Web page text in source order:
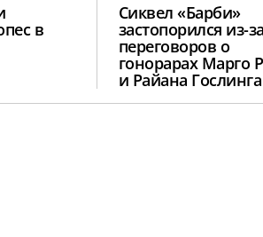
в
Сиквел «Барби»
застопорился из-за
переговоров о
гонорарах Марго
и Райана Гослинга